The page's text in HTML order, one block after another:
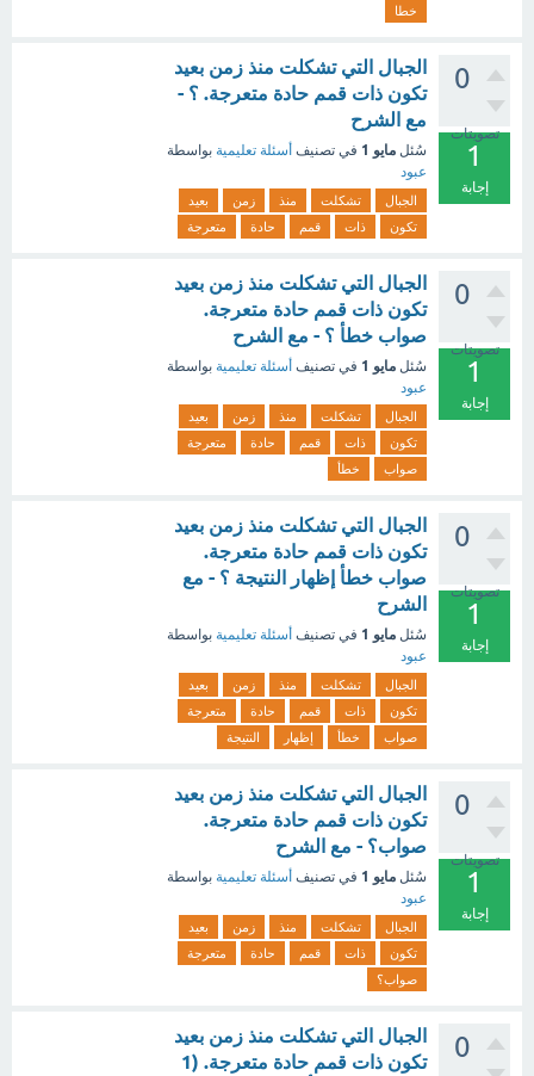
خطا
0
تصويتات
1
إجابة
الجبال التي تشكلت منذ زمن بعيد
تكون ذات قمم حادة متعرجة. ؟ -
مع الشرح
سُئل مايو 1 في تصنيف أسئلة تعليمية بواسطة
عبود
الجبال تشكلت منذ زمن
بعيد
تكون
ذات قمم حادة متعرجة
0
تصويتات
1
إجابة
الجبال التي تشكلت منذ زمن بعيد
تكون ذات قمم حادة متعرجة.
صواب خطأ ؟ - مع الشرح
سُئل مايو 1 في تصنيف أسئلة تعليمية بواسطة
عبود
الجبال تشكلت منذ زمن
بعيد
تكون
ذات قمم حادة
متعرجة
صواب
خطأ
0
تصويتات
1
إجابة
الجبال التي تشكلت منذ زمن بعيد
تكون ذات قمم حادة متعرجة.
صواب خطأ إظهار النتيجة ؟ - مع
الشرح
سُئل مايو 1 في تصنيف أسئلة تعليمية بواسطة
عبود
الجبال تشكلت منذ زمن
بعيد
تكون
ذات قمم حادة
متعرجة
صواب
خطأ إظهار النتيجة
0
تصويتات
1
إجابة
الجبال التي تشكلت منذ زمن بعيد
تكون ذات قمم حادة متعرجة.
صواب؟ - مع الشرح
سُئل مايو 1 في تصنيف أسئلة تعليمية بواسطة
عبود
الجبال تشكلت منذ زمن
بعيد
تكون
ذات قمم حادة
متعرجة
صواب؟
0
الجبال التي تشكلت منذ زمن بعيد
تكون ذات قمم حادة متعرجة. (1